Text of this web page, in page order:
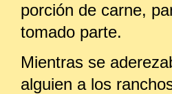
porción de carne,
tomado parte.
Mientras se
alguien a los